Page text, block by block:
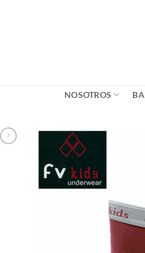
NOSOTROS